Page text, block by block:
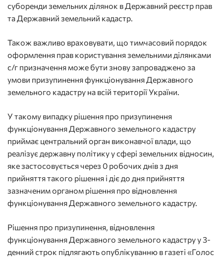
суборенди земельних ділянок в Державний реєстр прав
та Державний земельний кадастр.
Також важливо враховувати, що тимчасовий порядок
оформлення прав користування земельними ділянками
с/г призначення може бути знову запроваджено за
умови призупинення функціонування Державного
земельного кадастру на всій території України.
У такому випадку рішення про призупинення
функціонування Державного земельного кадастру
приймає центральний орган виконавчої влади, що
реалізує державну політику у сфері земельних відносин,
яке застосовується через 0 робочих днів з дня
прийняття такого рішення і діє до дня прийняття
зазначеним органом рішення про відновлення
функціонування Державного земельного кадастру.
Рішення про призупинення, відновлення
функціонування Державного земельного кадастру у 3-
денний строк підлягають опублікуванню в газеті «Голос